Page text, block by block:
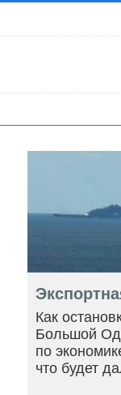
Как
Большой
по
что будет